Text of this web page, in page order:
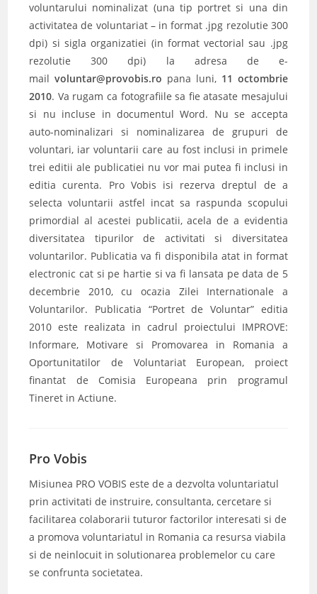
voluntarului nominalizat (una tip portret si una din
activitatea de voluntariat – in format .jpg rezolutie 300
dpi) si sigla organizatiei (in format vectorial sau .jpg
rezolutie 300 dpi) la adresa de e-
mailvoluntar@provobis.ro pana luni, 11 octombrie
2010. Va rugam ca fotografiile sa fie atasate mesajului
si nu incluse in documentul Word. Nu se accepta
auto-nominalizari si nominalizarea de grupuri de
voluntari, iar voluntarii care au fost inclusi in primele
trei editii ale publicatiei nu vor mai putea fi inclusi in
editia curenta. Pro Vobis isi rezerva dreptul de a
selecta voluntarii astfel incat sa raspunda scopului
primordial al acestei publicatii, acela de a evidentia
diversitatea tipurilor de activitati si diversitatea
voluntarilor. Publicatia va fi disponibila atat in format
electronic cat si pe hartie si va fi lansata pe data de 5
decembrie 2010, cu ocazia Zilei Internationale a
Voluntarilor. Publicatia “Portret de Voluntar” editia
2010 este realizata in cadrul proiectului IMPROVE:
Informare, Motivare si Promovarea in Romania a
Oportunitatilor de Voluntariat European, proiect
finantat de Comisia Europeana prin programul
Tineret in Actiune.
Pro Vobis
Misiunea PRO VOBIS este de a dezvolta voluntariatul
prin activitati de instruire, consultanta, cercetare si
facilitarea colaborarii tuturor factorilor interesati si de
a promova voluntariatul in Romania ca resursa viabila
si de neinlocuit in solutionarea problemelor cu care
se confrunta societatea.